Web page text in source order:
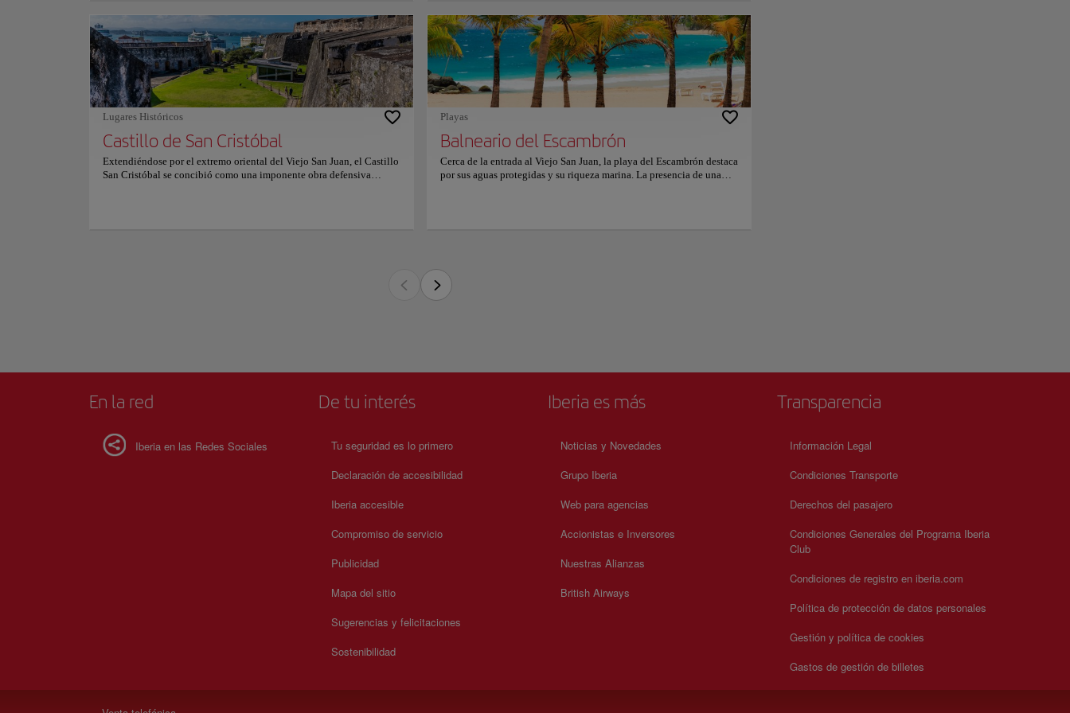
perfecto entre dulce y salado. Platos de desayuno abundantes, jugos
tropicales y café puertorriqueño intenso completan una propuesta
auténtica y llena de sabor local. Entre mostradores animados y
aromas envolventes, se crea un ambiente acogedor donde confluyen
residentes y visitantes. La experiencia se vive como una pausa
vibrante y reconfortante, donde la calidez cultural y los placeres
sencillos se entrelazan de forma natural. Para más información sobre
reservas y precios, consulte su sitio web oficial.
Lugares Históricos
Castillo de San Cristóbal
Extendiéndose por el extremo oriental del Viejo San Juan, el Castillo
San Cristóbal se concibió como una imponente obra defensiva
Playas
Balneario del Escambrón
Cerca de la entrada al Viejo San Juan, la playa del Escambrón destaca
por sus aguas protegidas y su riqueza marina. La presencia de una
descanso y descubrimiento, observando la vida marina y el paisaje
costero. La armonía entre naturaleza y comodidad genera una
experiencia relajante que muestra una faceta más serena de San Juan.
Cerca de la entrada al Viejo San Juan, la playa del Escambrón destaca por sus aguas protegidas y su riqueza marina. La
presencia de una barrera natural de arrecife la ha convertido en un lugar ideal para el snorkel y la exploración submarina.
La playa ofrece arena dorada, zonas de sombra y aguas tranquilas perfectas para el baño. Su ubicación dentro de un
parque costero permite acceder a senderos, espacios naturales y puntos cercanos de interés histórico, creando un entorno
variado y atractivo.
Disfrutar de este lugar permite combinar descanso y descubrimiento, observando la vida marina y el paisaje costero. La
armonía entre naturaleza y comodidad genera una experiencia relajante que muestra una faceta más serena de San Juan.
En la red
Iberia en las Redes Sociales
De tu interés
Tu seguridad es lo primero
Declaración de accesibilidad
Iberia accesible
Compromiso de servicio
Publicidad
Mapa del sitio
Sugerencias y felicitaciones
Sostenibilidad
Iberia es más
Noticias y Novedades
Grupo Iberia
Web para agencias
Accionistas e Inversores
Nuestras Alianzas
British Airways
Transparencia
Información Legal
Condiciones Transporte
Derechos del pasajero
Condiciones Generales del Programa Iberia
Club
Condiciones de registro en iberia.com
Política de protección de datos personales
Gestión y política de cookies
Gastos de gestión de billetes